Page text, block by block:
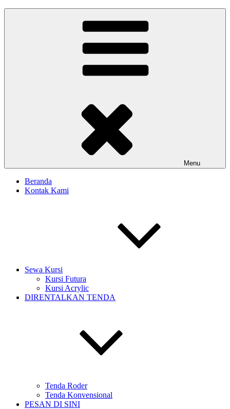
Menu
Beranda
Kontak Kami
Sewa Kursi
Kursi Futura
Kursi Acrylic
DIRENTALKAN TENDA
Tenda Roder
Tenda Konvensional
PESAN DI SINI